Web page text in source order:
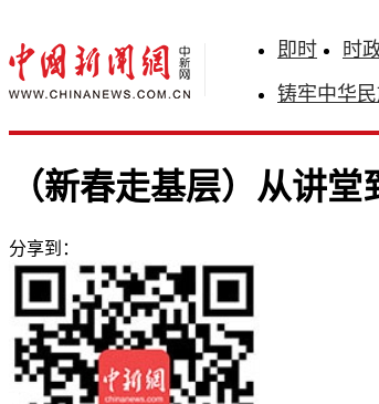
即时 时
铸牢中华
（新春走基层）从讲
分享到：